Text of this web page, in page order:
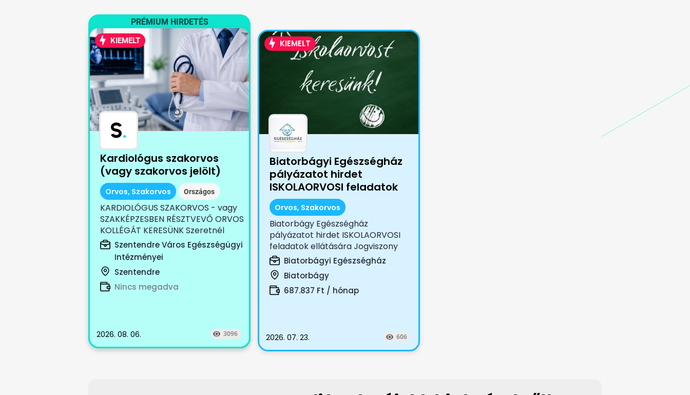
PRÉMIUM HIRDETÉS
KIEMELT
S.
Kardiológus szakorvos
(vagy szakorvos jelölt)
Orvos, Szakorvos Országos
KARDIOLÓGUS SZAKORVOS - vagy
SZAKKÉPZESBEN RÉSZTVEVŐ ORVOS
KOLLÉGÁT KERESÜNK Szeretnél
egy...Szentendre Város Egészségügyi
Intézményei
Szentendre
Nincs megadva
2026. 08. 06. 3096
KIEMELT
Biatorbágyi Egészségház
pályázatot hirdet
ISKOLAORVOSI feladatok
ellátására
Orvos, Szakorvos
Biatorbágy Egészségház
pályázatot hirdet ISKOLAORVOSI
feladatok ellátására Jogviszony
tartama:...
Biatorbágyi Egészségház
Biatorbágy
687.837 Ft / hónap
2026. 07. 23. 606